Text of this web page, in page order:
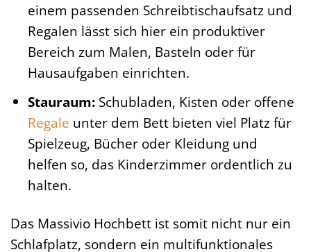
einem passenden Schreibtischaufsatz und
Regalen lässt sich hier ein produktiver
Bereich zum Malen, Basteln oder für
Hausaufgaben einrichten.
Stauraum: Schubladen, Kisten oder offene
Regale unter dem Bett bieten viel Platz für
Spielzeug, Bücher oder Kleidung und
helfen so, das Kinderzimmer ordentlich zu
halten.
Das Massivio Hochbett ist somit nicht nur ein
Schlafplatz, sondern ein multifunktionales